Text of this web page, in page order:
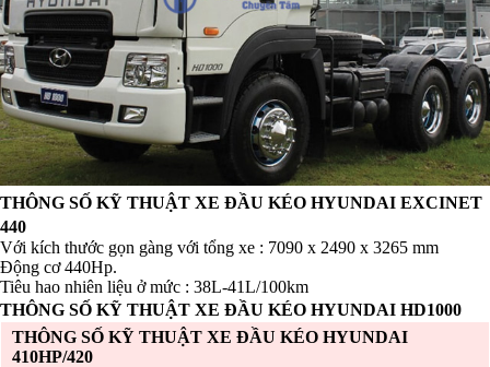
THÔNG SỐ KỸ THUẬT XE ĐẦU KÉO HYUNDAI EXCINET
440
Với kích thước gọn gàng với tổng xe : 7090 x 2490 x 3265 mm
Động cơ 440Hp.
Tiêu hao nhiên liệu ở mức : 38L-41L/100km
THÔNG SỐ KỸ THUẬT XE ĐẦU KÉO HYUNDAI HD1000
THÔNG SỐ KỸ THUẬT XE ĐẦU KÉO HYUNDAI
410HP/420